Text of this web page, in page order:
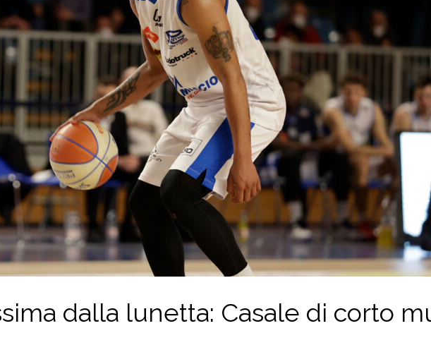
dalla lunetta: Casale di corto